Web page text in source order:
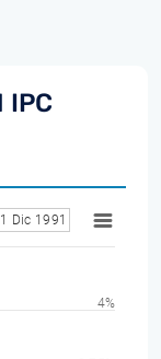
IPC
1 Dic 1991
4%